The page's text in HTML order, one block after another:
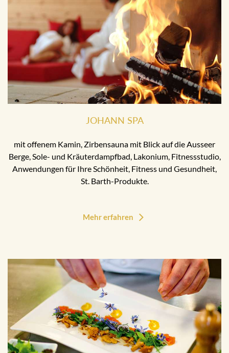
JOHANN SPA
mit offenem Kamin, Zirbensauna mit Blick auf die Ausseer
Berge, Sole- und Kräuterdampfbad, Lakonium, Fitnessstudio,
Anwendungen für Ihre Schönheit, Fitness und Gesundheit,
St. Barth-Produkte.
Mehr erfahren